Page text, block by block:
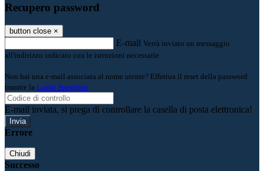
Recupero password
button close ×
E-mail Verrà inviato un messaggio
all'indirizzo indicato con le istruzioni necessarie.
Non hai una e-mail associata al nome utente? Effettua il reset della password
tramite la Login Spaggiari
E-mail inviata, si prega di controllare la casella di posta elettronica!
Errore
Chiudi
Successo